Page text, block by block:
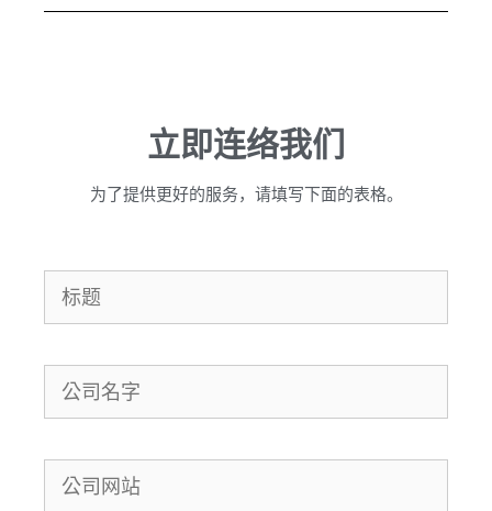
立即连络我们
为了提供更好的服务，请填写下面的表格。